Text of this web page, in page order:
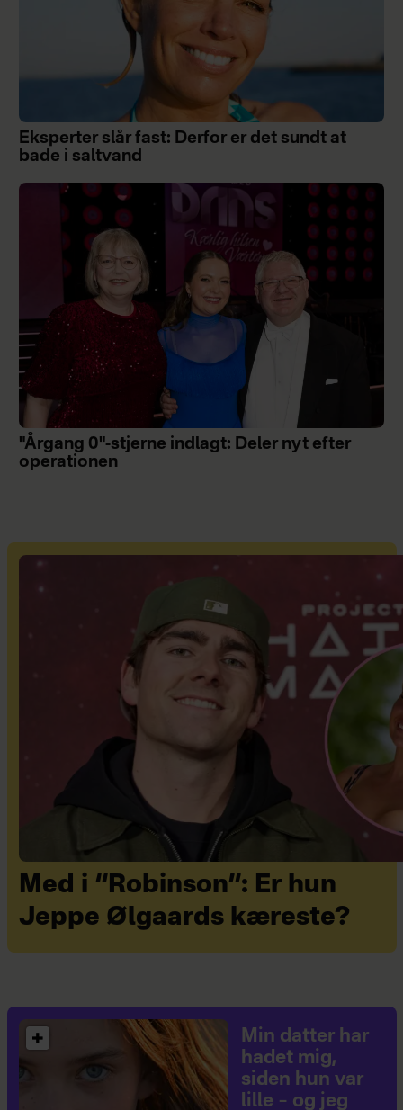
Eksperter slår fast: Derfor er det sundt at
bade i saltvand
"Årgang 0"-stjerne indlagt: Deler nyt efter
operationen
Med i “Robinson”: Er hun
Jeppe Ølgaards kæreste?
Min datter har
hadet mig,
siden hun var
lille – og jeg